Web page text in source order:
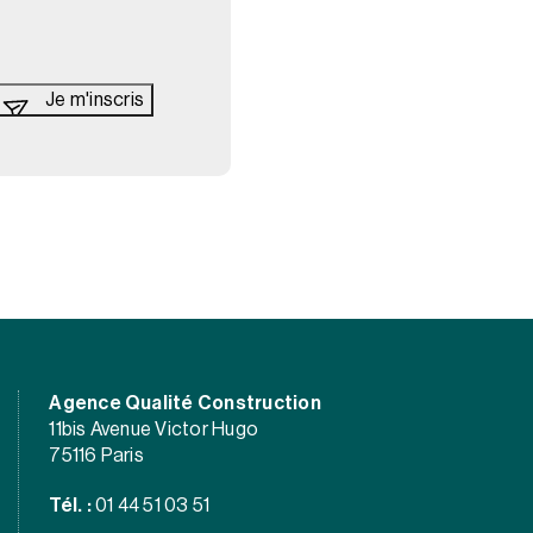
Agence Qualité Construction
11bis Avenue Victor Hugo
75116 Paris
Tél. : 01 44 51 03 51